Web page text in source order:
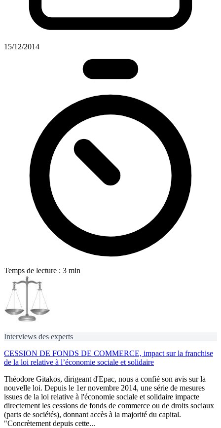
15/12/2014
Temps de lecture : 3 min
Interviews des experts
CESSION DE FONDS DE COMMERCE, impact sur la franchise
de la loi relative à l’économie sociale et solidaire
Théodore Gitakos, dirigeant d'Epac, nous a confié son avis sur la
nouvelle loi. Depuis le 1er novembre 2014, une série de mesures
issues de la loi relative à l'économie sociale et solidaire impacte
directement les cessions de fonds de commerce ou de droits sociaux
(parts de sociétés), donnant accès à la majorité du capital.
"Concrètement depuis cette...